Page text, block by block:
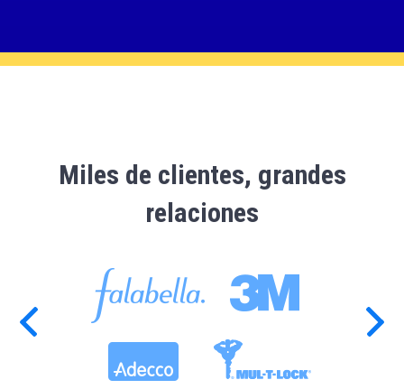
Miles de clientes, grandes
relaciones